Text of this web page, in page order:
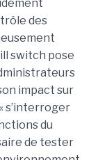
des
switch pose
impact sur
s’interroger
du
de tester